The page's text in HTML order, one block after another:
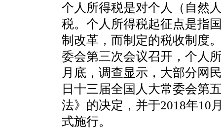
个人所得税是对个人（自然
税。个人所得税起征点是指
制改革，而制定的税收制度
委会第三次会议召开，个人
月底，调查显示，大部分网
日十三届全国人大常委会第
法》的决定，并于2018年10
式施行。